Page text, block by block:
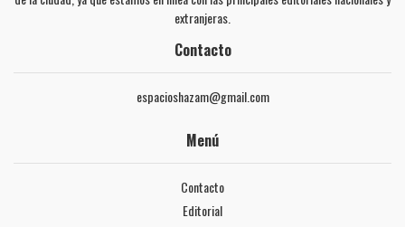
extranjeras.
Contacto
espacioshazam@gmail.com
Menú
Contacto
Editorial